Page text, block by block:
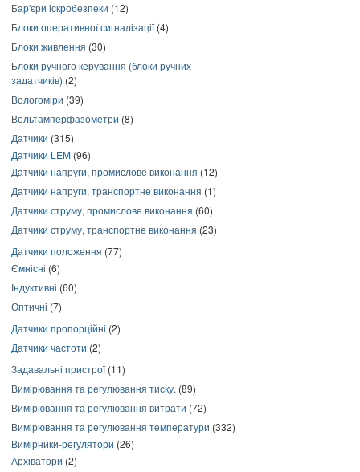
Бар'єри іскробезпеки (12)
Блоки оперативної сигналізації(4)
Блоки живлення (30)
Блоки ручного керування (блоки ручних
задатчиків) (2)
Вологоміри (39)
Вольтамперфазометри (8)
Датчики (315)
Датчики LEM (96)
Датчики напруги, промислове виконання (12)
Датчики напруги, транспортне виконання (1)
Датчики струму, промислове виконання (60)
Датчики струму, транспортне виконання (23)
Датчики положення (77)
Ємнісні (6)
Індуктивні (60)
Оптичні (7)
Датчики пропорційні (2)
Датчики частоти (2)
Задавальні пристрої(11)
Вимірювання та регулювання тиску. (89)
Вимірювання та регулювання витрати (72)
Вимірювання та регулювання температури (332)
Вимірники-регулятори (26)
Архіватори (2)